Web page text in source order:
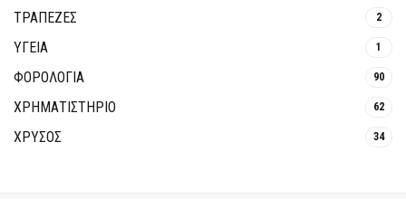
ΤΡΆΠΕΖΕΣ 2
ΥΓΕΙΑ 1
ΦΟΡΟΛΟΓΙΑ 90
ΧΡΗΜΑΤΙΣΤΗΡΙΟ 62
ΧΡΥΣΟΣ 34